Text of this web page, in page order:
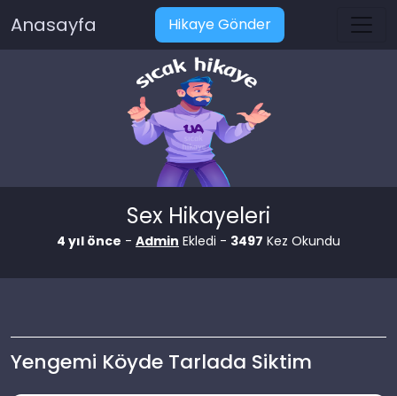
Anasayfa Hikaye Gönder
Sex Hikayeleri
4 yıl önce - Admin Ekledi - 3497 Kez Okundu
Yengemi Köyde Tarlada Siktim